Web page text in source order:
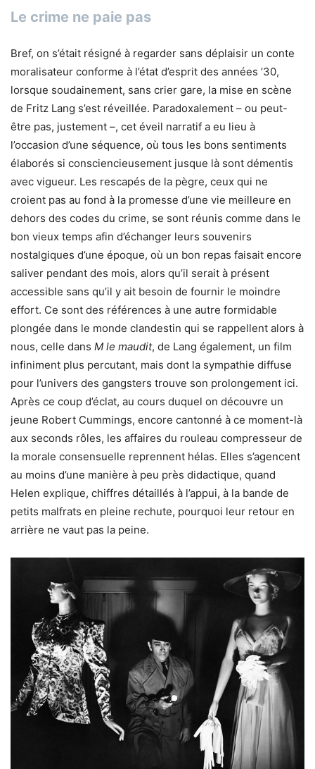
Le crime ne paie pas
Bref, on s’était résigné à regarder sans déplaisir un conte
moralisateur conforme à l’état d’esprit des années ’30,
lorsque soudainement, sans crier gare, la mise en scène
de Fritz Lang s’est réveillée. Paradoxalement – ou peut-
être pas, justement –, cet éveil narratif a eu lieu à
l’occasion d’une séquence, où tous les bons sentiments
élaborés si consciencieusement jusque là sont démentis
avec vigueur. Les rescapés de la pègre, ceux qui ne
croient pas au fond à la promesse d’une vie meilleure en
dehors des codes du crime, se sont réunis comme dans le
bon vieux temps afin d’échanger leurs souvenirs
nostalgiques d’une époque, où un bon repas faisait encore
saliver pendant des mois, alors qu’il serait à présent
accessible sans qu’il y ait besoin de fournir le moindre
effort. Ce sont des références à une autre formidable
plongée dans le monde clandestin qui se rappellent alors à
nous, celle dans M le maudit, de Lang également, un film
infiniment plus percutant, mais dont la sympathie diffuse
pour l’univers des gangsters trouve son prolongement ici.
Après ce coup d’éclat, au cours duquel on découvre un
jeune Robert Cummings, encore cantonné à ce moment-là
aux seconds rôles, les affaires du rouleau compresseur de
la morale consensuelle reprennent hélas. Elles s’agencent
au moins d’une manière à peu près didactique, quand
Helen explique, chiffres détaillés à l’appui, à la bande de
petits malfrats en pleine rechute, pourquoi leur retour en
arrière ne vaut pas la peine.